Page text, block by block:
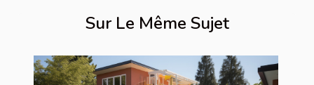
Sur Le Même Sujet